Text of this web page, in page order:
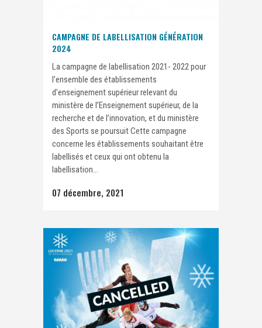
CAMPAGNE DE LABELLISATION GÉNÉRATION
2024
La campagne de labellisation 2021- 2022 pour
l’ensemble des établissements
d’enseignement supérieur relevant du
ministère de l’Enseignement supérieur, de la
recherche et de l’innovation, et du ministère
des Sports se poursuit Cette campagne
concerne les établissements souhaitant être
labellisés et ceux qui ont obtenu la
labellisation...
07 décembre, 2021